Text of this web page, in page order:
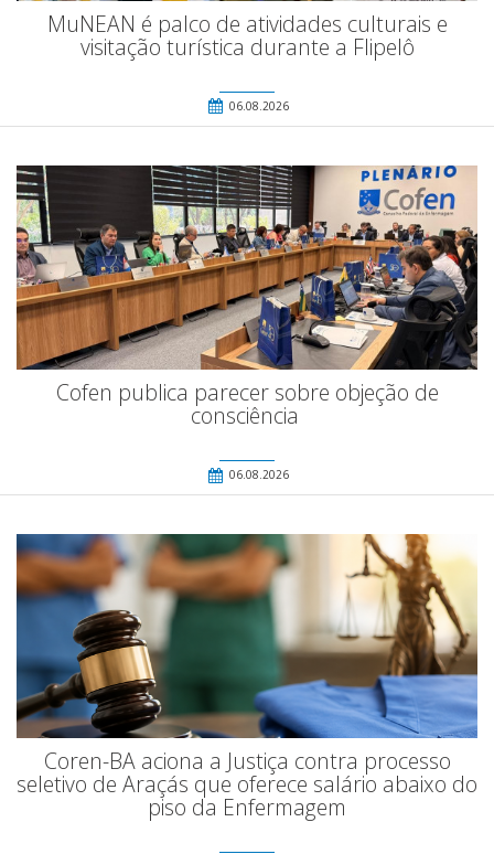
MuNEAN é palco de atividades culturais e
visitação turística durante a Flipelô
06.08.2026
Cofen publica parecer sobre objeção de
consciência
06.08.2026
Coren-BA aciona a Justiça contra processo
seletivo de Araçás que oferece salário abaixo do
piso da Enfermagem